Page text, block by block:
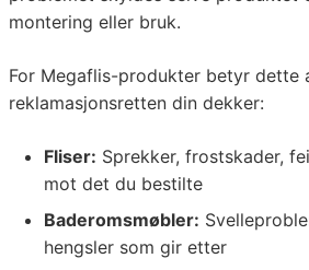
montering eller bruk.
For Megaflis-produkter betyr dette
reklamasjonsretten din dekker:
Fliser: Sprekker, frostskader,
mot det du bestilte
Baderomsmøbler:
hengsler som gir etter